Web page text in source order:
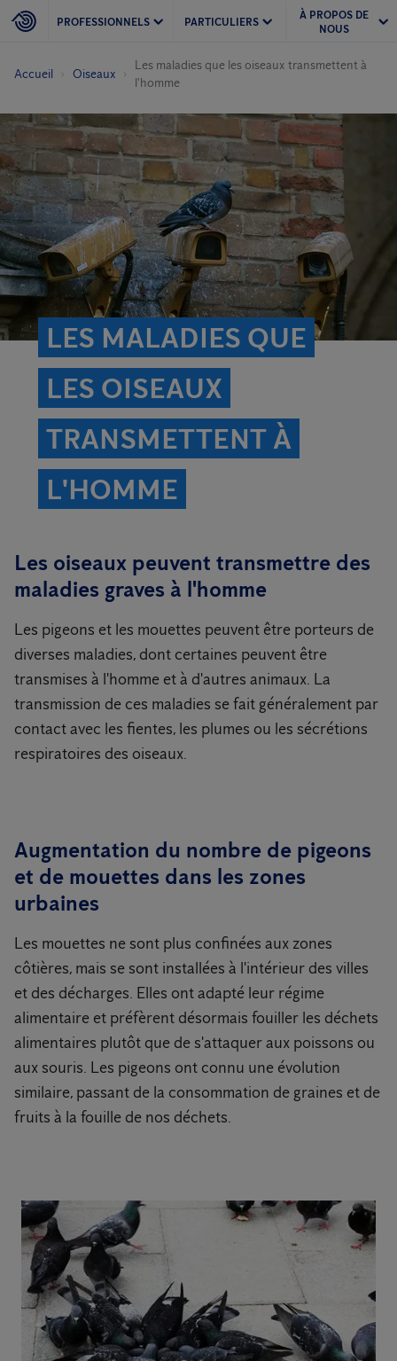
PROFESSIONNELS PARTICULIERS
À PROPOS DE
NOUS
Accueil Oiseaux
Les maladies que les oiseaux transmettent à
l'homme
LES MALADIES QUE
LES OISEAUX
TRANSMETTENT À
L'HOMME
Les oiseaux peuvent transmettre des
maladies graves à l'homme
Les pigeons et les mouettes peuvent être porteurs de
diverses maladies, dont certaines peuvent être
transmises à l'homme et à d'autres animaux. La
transmission de ces maladies se fait généralement par
contact avec les fientes, les plumes ou les sécrétions
respiratoires des oiseaux.
Augmentation du nombre de pigeons
et de mouettes dans les zones
urbaines
Les mouettes ne sont plus confinées aux zones
côtières, mais se sont installées à l'intérieur des villes
et des décharges. Elles ont adapté leur régime
alimentaire et préfèrent désormais fouiller les déchets
alimentaires plutôt que de s'attaquer aux poissons ou
aux souris. Les pigeons ont connu une évolution
similaire, passant de la consommation de graines et de
fruits à la fouille de nos déchets.